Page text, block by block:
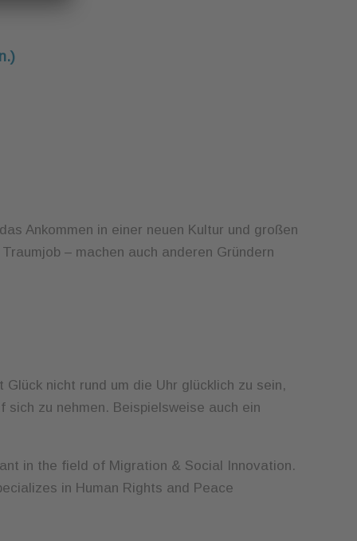
Ankommen in einer neuen Kultur und großen
– machen auch anderen Gründern
nicht rund um die Uhr glücklich zu sein,
zu nehmen. Beispielsweise auch ein
in the field of Migration & Social Innovation.
in Human Rights and Peace